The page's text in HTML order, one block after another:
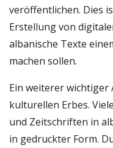
veröffentlichen. Dies
Erstellung von
albanische Texte
machen sollen.
Ein weiterer wichtiger
kulturellen Erbes.
und Zeitschriften in
in gedruckter Form.